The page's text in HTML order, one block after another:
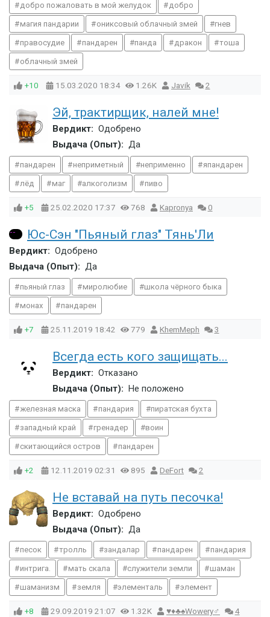
добро пожаловать в мой желудок добро
магия пандарии ониксовый облачный змей гнев
правосудие пандарен панда дракон тоша
облачный змей
+10 15.03.2020 18:34 1.26K Javik 2
Эй, трактирщик, налей мне!
Вердикт: Одобрено
Выдача (Опыт): Да
пандарен неприметный неприменно япандарен
лёд маг алкоголизм пиво
+5 25.02.2020 17:37 768 Kapronya 0
Юс-Сэн "Пьяный глаз" Тянь'Ли
Вердикт: Одобрено
Выдача (Опыт): Да
пьяный глаз миролюбие школа чёрного быка
монах пандарен
+7 25.11.2019 18:42 779 KhemMeph 3
Всегда есть кого защищать...
Вердикт: Отказано
Выдача (Опыт):
Не положено
железная маска пандария пиратская бухта
западный край гренадер воин
скитающийся остров пандарен
+2 12.11.2019 02:31 895 DeFort 2
Не вставай на путь песочка!
Вердикт: Одобрено
Выдача (Опыт): Да
песок тролль зандалар пандарен пандария
интрига. мать скала служители земли шаман
шаманизм земля элементаль элемент
+8 29.09.2019 21:07 1.32K ♥♦♣♠Wowery♂ 4